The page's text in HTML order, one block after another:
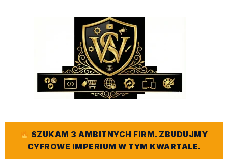
SZUKAM 3 AMBITNYCH FIRM. ZBUDUJMY
CYFROWE IMPERIUM W TYM KWARTALE.